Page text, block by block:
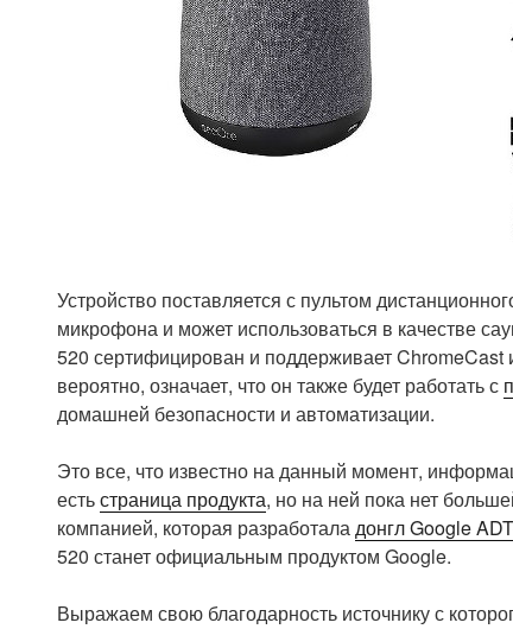
Устройство поставляется с пультом
микрофона и может использоваться в качестве
520 сертифицирован и поддерживает ChromeCast
вероятно, означает, что он также будет работать с
домашней безопасности и автоматизации.
Это все, что известно на данный момент,
естьстраница продукта, но на ней пока нет
компанией, которая разработаладонгл Google
520 станет официальным продуктом Google.
Выражаем свою благодарность источнику с